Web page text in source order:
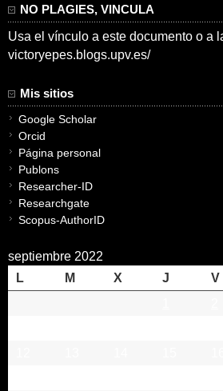
NO PLAGIES, VINCULA
Usa el vínculo a este documento o a
victoryepes.blogs.upv.es/
Mis sitios
Google Scholar
Orcid
Página personal
Publons
Researcher-ID
Researchgate
Scopus-AuthorID
septiembre 2022
L
M X J V